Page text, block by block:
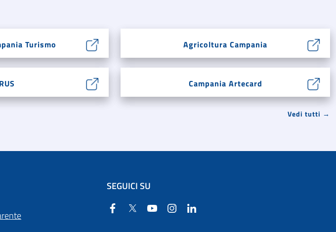
Turismo Agricoltura Campania
Campania Artecard
Vedi tutti →
SEGUICI SU
Facebook
Twitter YouTube Instagram